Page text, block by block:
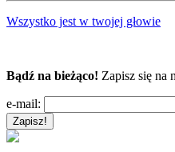
Wszystko jest w twojej głowie
Bądź na bieżąco! Zapisz się na
e-mail: